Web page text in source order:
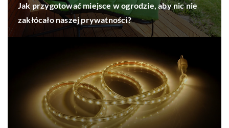
Jak przygotować miejsce w ogrodzie, aby nic nie
zakłócało naszej prywatności?